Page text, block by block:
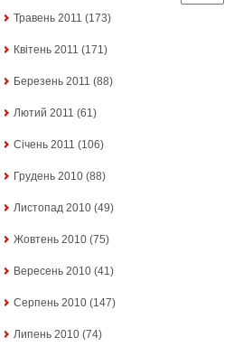
Травень 2011 (173)
Квітень 2011 (171)
Березень 2011 (88)
Лютий 2011 (61)
Січень 2011 (106)
Грудень 2010 (88)
Листопад 2010 (49)
Жовтень 2010 (75)
Вересень 2010 (41)
Серпень 2010 (147)
Липень 2010 (74)